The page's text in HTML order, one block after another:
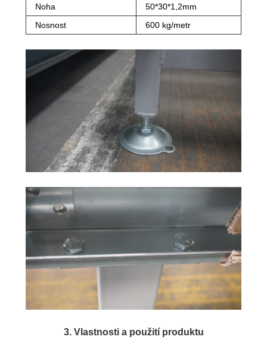
Noha
50*30*1,2mm
Nosnost
600 kg/metr
3. Vlastnosti a použití produktu